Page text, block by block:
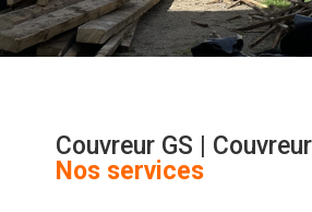
Couvreur GS |
Nos services